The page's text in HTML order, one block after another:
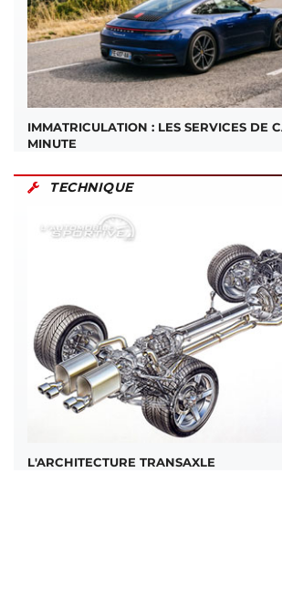
IMMATRICULATION : LES SERVICES DE
MINUTE
TECHNIQUE
L'ARCHITECTURE TRANSAXLE